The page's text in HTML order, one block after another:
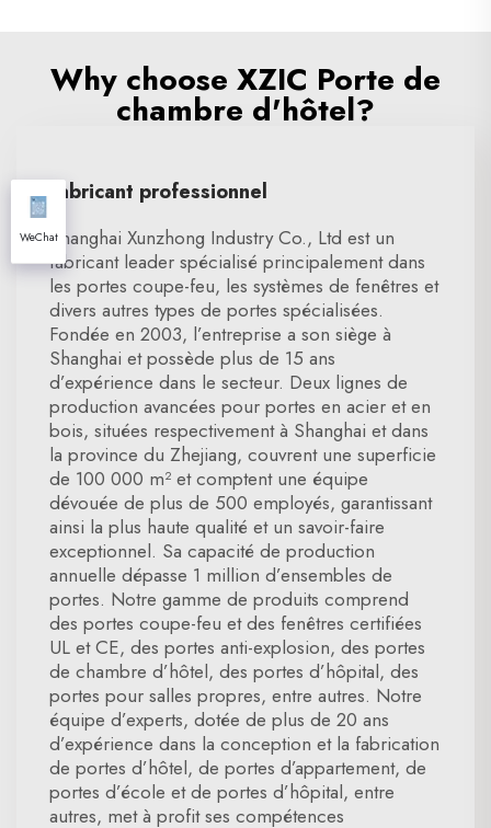
Why choose XZIC Porte de
chambre d'hôtel?
Fabricant professionnel
Shanghai Xunzhong Industry Co., Ltd est un
fabricant leader spécialisé principalement dans
les portes coupe-feu, les systèmes de fenêtres et
divers autres types de portes spécialisées.
Fondée en 2003, l’entreprise a son siège à
Shanghai et possède plus de 15 ans
d’expérience dans le secteur. Deux lignes de
production avancées pour portes en acier et en
bois, situées respectivement à Shanghai et dans
la province du Zhejiang, couvrent une superficie
de 100 000 m² et comptent une équipe
dévouée de plus de 500 employés, garantissant
ainsi la plus haute qualité et un savoir-faire
exceptionnel. Sa capacité de production
annuelle dépasse 1 million d’ensembles de
portes. Notre gamme de produits comprend
des portes coupe-feu et des fenêtres certifiées
UL et CE, des portes anti-explosion, des portes
de chambre d’hôtel, des portes d’hôpital, des
portes pour salles propres, entre autres. Notre
équipe d’experts, dotée de plus de 20 ans
d’expérience dans la conception et la fabrication
de portes d’hôtel, de portes d’appartement, de
portes d’école et de portes d’hôpital, entre
autres, met à profit ses compétences
WeChat